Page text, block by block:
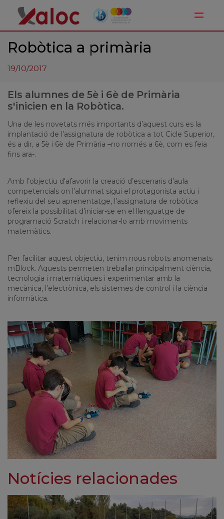
Robòtica a primària
19/10/2017
Els alumnes de 5è i 6è de Primària
s'inicien en la Robòtica.
Una de les novetats més importants d’aquest curs es la
implantació de l’assignatura de robòtica a tot Cicle Superior,
és a dir, a 5è i 6è de Primària –no només a 6è, com es feia
fins ara-.
Amb l’objectiu d'afavorir la creació d’escenaris d’aula
competencials on l’alumnat sigui el protagonista actiu i
reflexiu del seu aprenentatge, l’assignatura de robòtica
ofereix la possibilitat d’iniciar-se en el llenguatge de
programació Scratch i relacionar-lo amb moviments
matemàtics.
Per facilitar aquest objectiu, tenim nous robots anomenats
mBlock. Aquests permeten treballar principalment ciència,
tecnologia i matemàtiques i experimentar amb la
mecànica, l’electrònica, els sistemes de control i la ciència
informàtica.
Notícies relacionades